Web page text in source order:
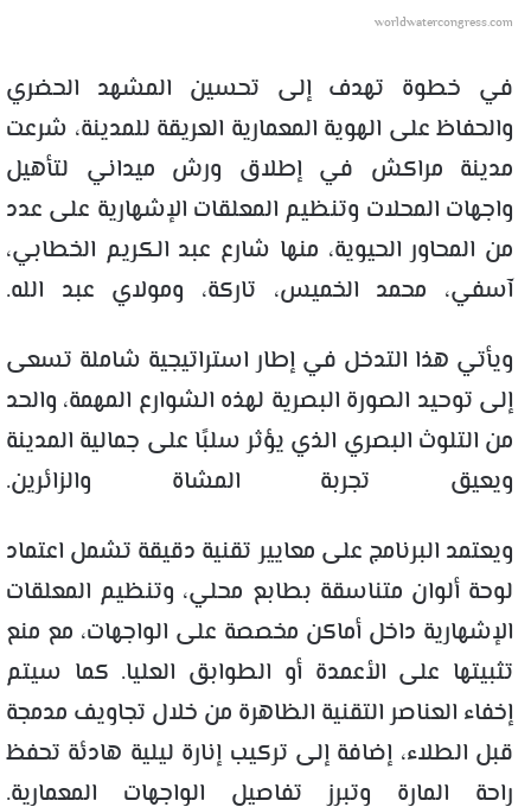
worldwatercongress.com
في خطوة تهدف إلى تحسين المشهد الحضري
والحفاظ على الهوية المعمارية العريقة للمدينة، شرعت
مدينة مراكش في إطلاق ورش ميداني لتأهيل
واجهات المحلات وتنظيم المعلقات الإشهارية على عدد
من المحاور الحيوية، منها شارع عبد الكريم الخطابي،
آسفي، محمد الخميس، تاركة، ومولاي عبد الله.
ويأتي هذا التدخل في إطار استراتيجية شاملة تسعى
إلى توحيد الصورة البصرية لهذه الشوارع المهمة، والحد
من التلوث البصري الذي يؤثر سلبًا على جمالية المدينة
ويعيق تجربة المشاة والزائرين.
ويعتمد البرنامج على معايير تقنية دقيقة تشمل اعتماد
لوحة ألوان متناسقة بطابع محلي، وتنظيم المعلقات
الإشهارية داخل أماكن مخصصة على الواجهات، مع منع
تثبيتها على الأعمدة أو الطوابق العليا. كما سيتم
إخفاء العناصر التقنية الظاهرة من خلال تجاويف مدمجة
قبل الطلاء، إضافة إلى تركيب إنارة ليلية هادئة تحفظ
راحة المارة وتبرز تفاصيل الواجهات المعمارية.